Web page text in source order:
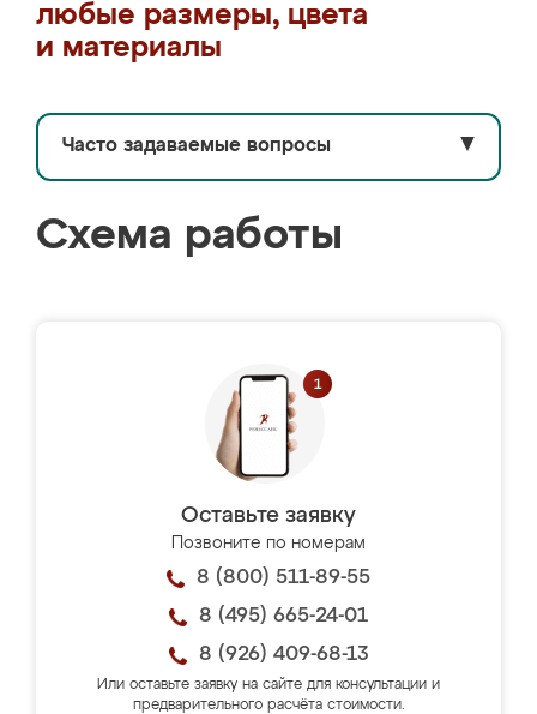
любые размеры, цвета
и материалы
Часто задаваемые вопросы ▼
Схема работы
Оставьте заявку
Позвоните по номерам
8 (800) 511-89-55
8 (495) 665-24-01
8 (926) 409-68-13
Или оставьте заявку на сайте для консультации и
предварительного расчёта стоимости.